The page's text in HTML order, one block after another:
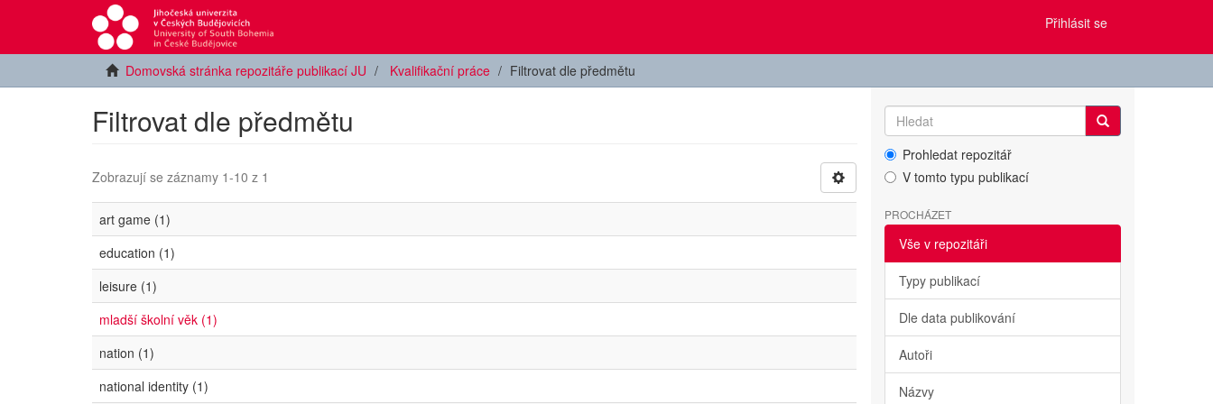
Přihlásit se
Domovská stránka repozitáře publikací JU Kvalifikační práce Filtrovat dle předmětu
Filtrovat dle předmětu
Zobrazují se záznamy 1-10 z 1
art game (1)
education (1)
leisure (1)
mladší školní věk (1)
nation (1)
national identity (1)
Prohledat repozitář
V tomto typu publikací
PROCHÁZET
Vše v repozitáři
Typy publikací
Dle data publikování
Autoři
Názvy